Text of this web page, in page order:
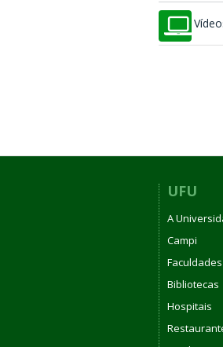
UFU
A
Campi
Bibliotecas
Hospitais